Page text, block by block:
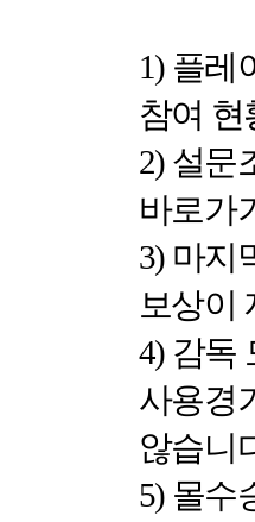
1) 플레
참여 현
2) 설문
바로가
3) 마지
보상이
4) 감독
사용경
않습니
5) 몰수